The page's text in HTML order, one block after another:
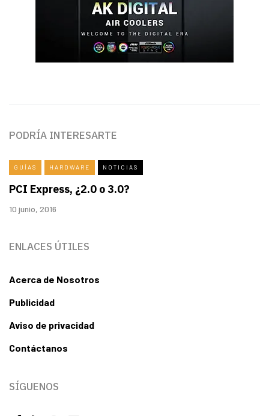
PODRÍA INTERESARTE
GUÍAS HARDWARE NOTICIAS
PCI Express, ¿2.0 o 3.0?
10 junio, 2016
ENLACES ÚTILES
Acerca de Nosotros
Publicidad
Aviso de privacidad
Contáctanos
SÍGUENOS